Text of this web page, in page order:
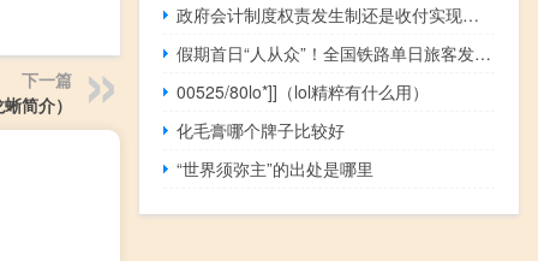
下一篇
简介）
政府会计制度权责发生制还是收付实现制（权责发生制和收付实现制是会计的什么）
假期首日“人从众”！全国铁路单日旅客发送量创历史：首破2000万人次
00525/80lo*]]（lol精粹有什么用）
化毛膏哪个牌子比较好
“世界须弥主”的出处是哪里